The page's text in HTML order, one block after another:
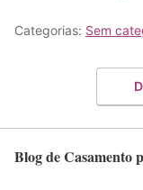
Categorias: Sem
Blog de Casamento